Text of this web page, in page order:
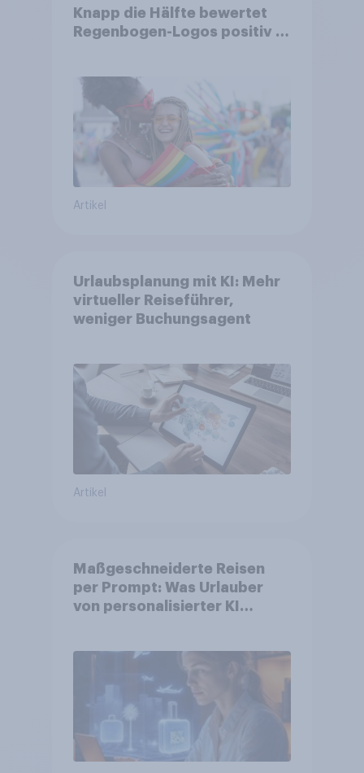
Knapp die Hälfte bewertet
Regenbogen-Logos positiv –
Artikel
Urlaubsplanung mit KI: Mehr
virtueller Reiseführer,
weniger Buchungsagent
Artikel
Maßgeschneiderte Reisen
per Prompt: Was Urlauber
von personalisierter KI
bereits genutzt werden